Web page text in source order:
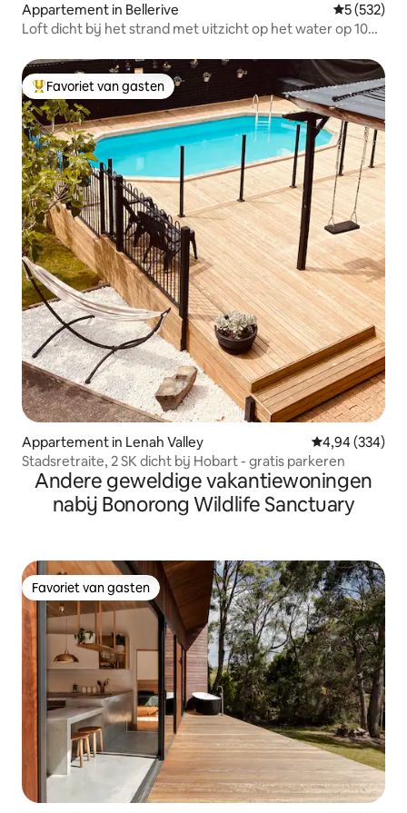
Appartement in Bellerive
5 (532)
Loft dicht bij het strand met uitzicht op het water op 10
Topfavoriet van gasten
Favoriet van gasten
Appartement in Lenah Valley Gemiddelde
4,94 (334)
Stadsretraite, 2 SK dicht bij Hobart - gratis parkeren
Andere geweldige vakantiewoningen
nabij Bonorong Wildlife Sanctuary
Favoriet van gasten
Favoriet van gasten